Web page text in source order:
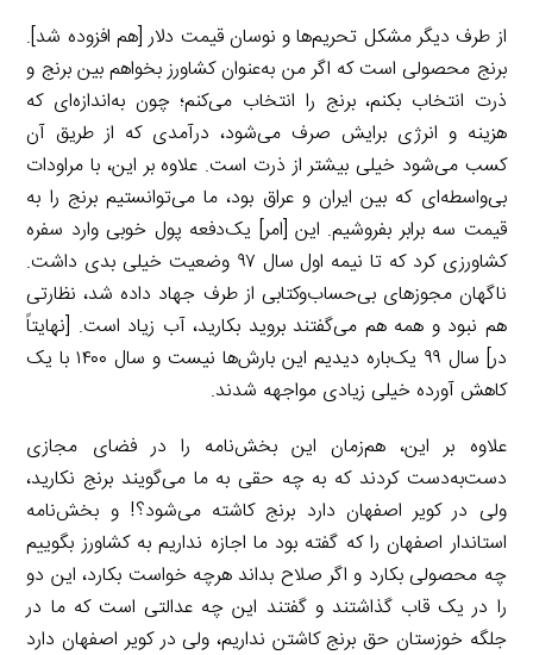
از طرف دیگر مشکل تحریم‌ها و نوسان قیمت دلار [هم افزوده شد].
برنج محصولی است که اگر من به‌عنوان کشاورز بخواهم بین برنج و
ذرت انتخاب بکنم، برنج را انتخاب می‌کنم؛ چون به‌اندازه‌ای که
هزینه و انرژی برایش صرف می‌شود، درآمدی که از طریق آن
کسب می‌شود خیلی بیشتر از ذرت است. علاوه بر این، با مراودات
بی‌واسطه‌ای که بین ایران و عراق بود، ما می‌توانستیم برنج را به
قیمت سه برابر بفروشیم. این [امر] یک‌دفعه پول خوبی وارد سفره
کشاورزی کرد که تا نیمه اول سال ۹۷ وضعیت خیلی بدی داشت.
ناگهان مجوزهای بی‌حساب‌وکتابی از طرف جهاد داده شد، نظارتی
هم نبود و همه هم می‌گفتند بروید بکارید، آب زیاد است. [نهایتاً
در] سال ۹۹ یک‌باره دیدیم این بارش‌ها نیست و سال ۱۴۰۰ با یک
کاهش آورده خیلی زیادی مواجهه شدند.
علاوه بر این، هم‌زمان این بخش‌نامه را در فضای مجازی
دست‌به‌دست کردند که به چه حقی به ما می‌گویند برنج نکارید،
ولی در کویر اصفهان دارد برنج کاشته می‌شود؟! و بخش‌نامه
استاندار اصفهان را که گفته بود ما اجازه نداریم به کشاورز بگوییم
چه محصولی بکارد و اگر صلاح بداند هرچه خواست بکارد، این دو
را در یک قاب گذاشتند و گفتند این چه عدالتی است که ما در
جلگه خوزستان حق برنج کاشتن نداریم، ولی در کویر اصفهان دارد